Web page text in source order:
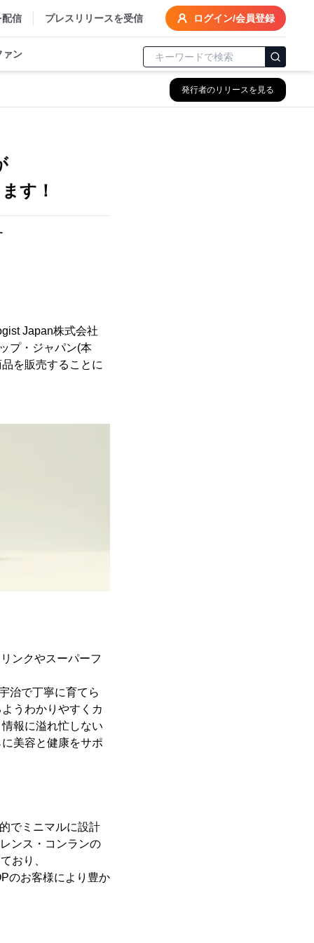
配信 プレスリリースを受信 ログイン/会員登録
ァン
発行者のリリースを見る
す！
Japan株式会社
プ・ジャパン(本
を販売することに
ンクやスーパーフ
治で丁寧に育てら
うわかりやすくカ
報に溢れ忙しない
美容と健康をサポ
でミニマルに設計
ンス・コンランの
おり、
のお客様により豊か